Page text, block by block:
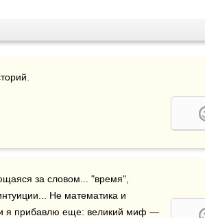
за словом... "время",
Не математика и
я прибавлю еще: великий миф —